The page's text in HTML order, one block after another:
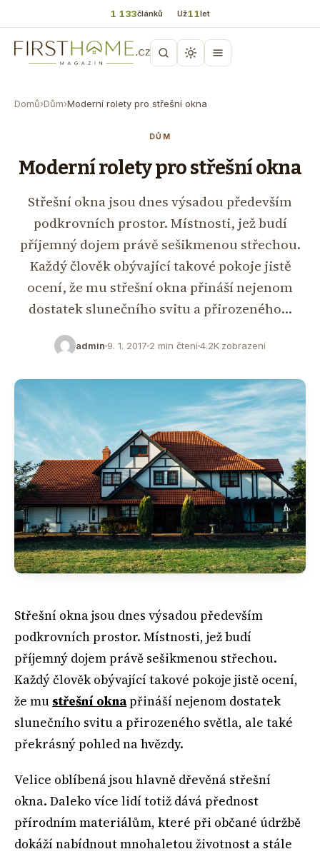
1 133článků Už11let
Domů›Dům›Moderní rolety pro střešní okna
DŮM
Moderní rolety pro střešní okna
Střešní okna jsou dnes výsadou především
podkrovních prostor. Místnosti, jež budí
příjemný dojem právě sešikmenou střechou.
Každý člověk obývající takové pokoje jistě
ocení, že mu střešní okna přináší nejenom
dostatek slunečního svitu a přirozeného…
admin 9. 1. 2017 2 min čtení4.2K zobrazení
Střešní okna jsou dnes výsadou především
podkrovních prostor. Místnosti, jež budí
příjemný dojem právě sešikmenou střechou.
Každý člověk obývající takové pokoje jistě ocení,
že mu střešní oknapřináší nejenom dostatek
slunečního svitu a přirozeného světla, ale také
překrásný pohled na hvězdy.
Velice oblíbená jsou hlavně dřevěná střešní
okna. Daleko více lidí totiž dává přednost
přírodním materiálům, které při občané údržbě
dokáží nabídnout mnohaletou životnost a stále